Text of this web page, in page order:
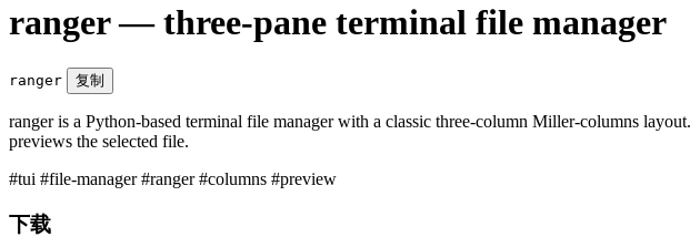
ranger — three-pane terminal file manager
ranger 复制
ranger is a Python-based terminal file manager with a classic three-column Miller-columns
previews the selected file.
#tui #file-manager#ranger#columns #preview
下载